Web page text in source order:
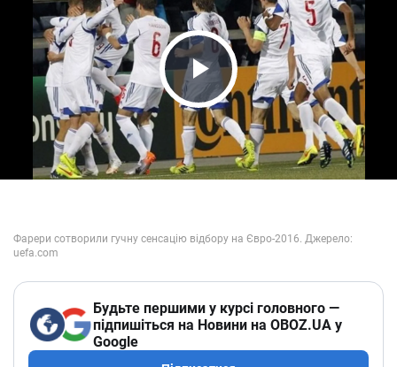
Play Video
Будьте першими у курсі головного —
підпишіться на Новини на OBOZ.UA у
Google